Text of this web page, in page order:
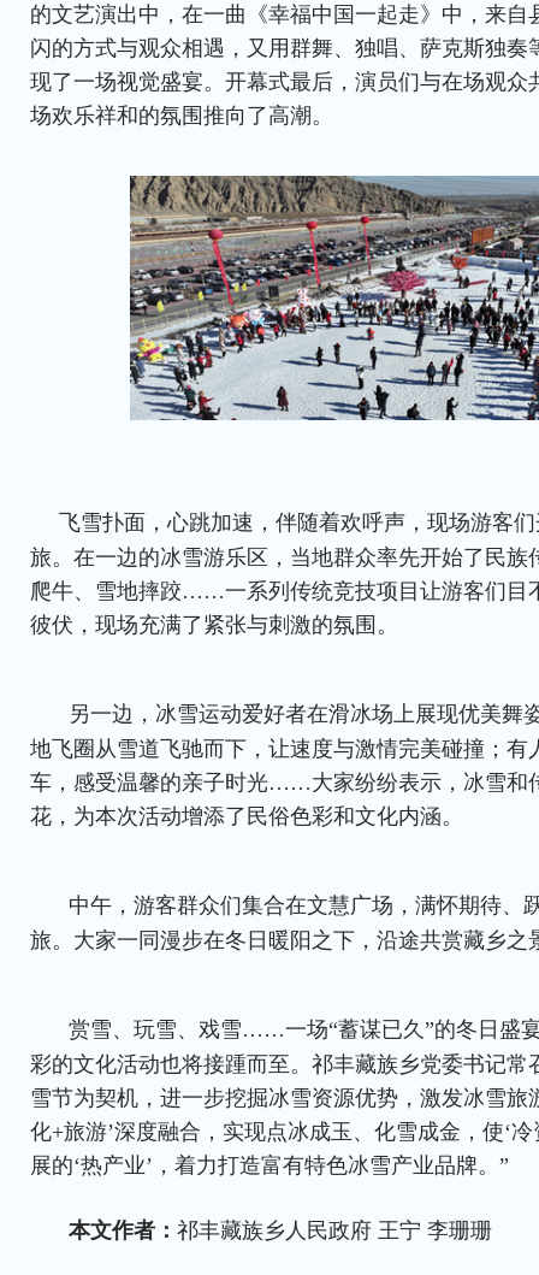
的文艺演出中，在一曲《幸福中国一起走》中，来自
闪的方式与观众相遇，又用群舞、独唱、萨克斯独奏
现了一场视觉盛宴。开幕式最后，演员们与在场观众
场欢乐祥和的氛围推向了高潮。
飞雪扑面，心跳加速，伴随着欢呼声，现场游客
旅。在一边的冰雪游乐区，当地群众率先开始了民族
爬牛、雪地摔跤……一系列传统竞技项目让游客们目
彼伏，现场充满了紧张与刺激的氛围。
另一边，冰雪运动爱好者在滑冰场上展现优美舞
地飞圈从雪道飞驰而下，让速度与激情完美碰撞；有
车，感受温馨的亲子时光……大家纷纷表示，冰雪和
花，为本次活动增添了民俗色彩和文化内涵。
中午，游客群众们集合在文慧广场，满怀期待、
旅。大家一同漫步在冬日暖阳之下，沿途共赏藏乡之
赏雪、玩雪、戏雪……一场“蓄谋已久”的冬日盛
彩的文化活动也将接踵而至。祁丰藏族乡党委书记常
雪节为契机，进一步挖掘冰雪资源优势，激发冰雪旅
化+旅游’深度融合，实现点冰成玉、化雪成金，使‘
展的‘热产业’，着力打造富有特色冰雪产业品牌。”
本文作者： 祁丰藏族乡人民政府 王宁 李珊珊